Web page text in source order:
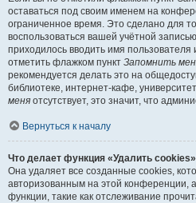
оставаться под своим именем на
ограниченное время. Это сделано для
воспользоваться вашей учётной
приходилось вводить имя
отметить флажком пункт Запомнить
рекомендуется делать это на
библиотеке, интернет-кафе,
меня отсутствует, это значит, что
Вернуться к началу
Что делает функция «Удалить
Она удаляет все созданные cookies,
авторизованным на этой конференции,
функции, такие как отслеживание